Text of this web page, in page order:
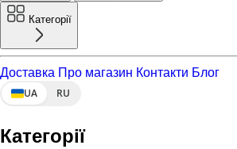
Категорії
Доставка Про магазин Контакти Блог
UA RU
Категорії